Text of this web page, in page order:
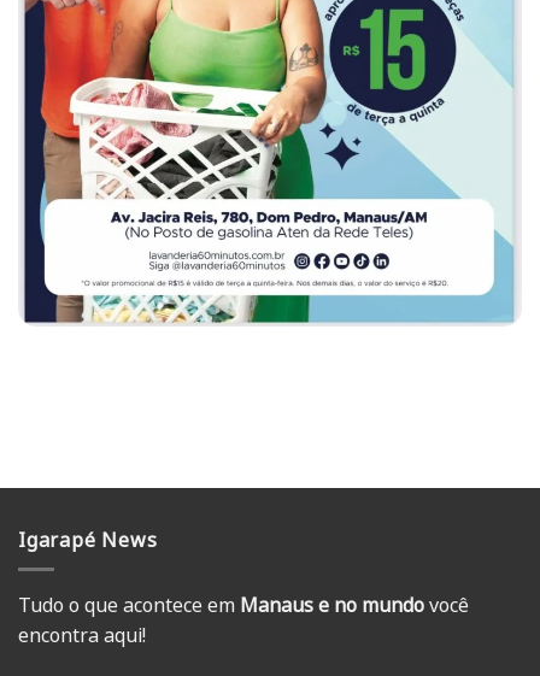
Igarapé News
Tudo o que acontece em Manaus e no mundovocê
encontra aqui!